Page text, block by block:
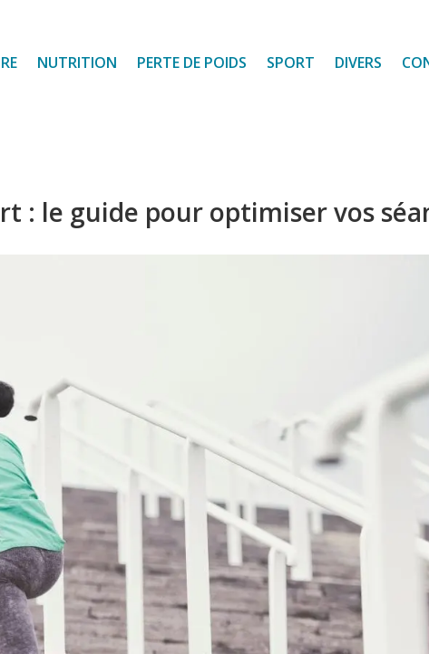
NUTRITION PERTE DE POIDS SPORT DIVERS
: le guide pour optimiser vos